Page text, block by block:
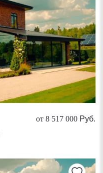
от 8 517 000 Руб.